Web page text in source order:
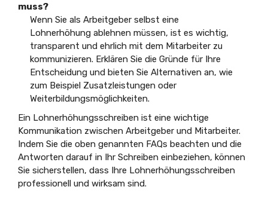
muss?
Wenn Sie als Arbeitgeber selbst eine
Lohnerhöhung ablehnen müssen, ist es wichtig,
transparent und ehrlich mit dem Mitarbeiter zu
kommunizieren. Erklären Sie die Gründe für Ihre
Entscheidung und bieten Sie Alternativen an, wie
zum Beispiel Zusatzleistungen oder
Weiterbildungsmöglichkeiten.
Ein Lohnerhöhungsschreiben ist eine wichtige
Kommunikation zwischen Arbeitgeber und Mitarbeiter.
Indem Sie die oben genannten FAQs beachten und die
Antworten darauf in Ihr Schreiben einbeziehen, können
Sie sicherstellen, dass Ihre Lohnerhöhungsschreiben
professionell und wirksam sind.